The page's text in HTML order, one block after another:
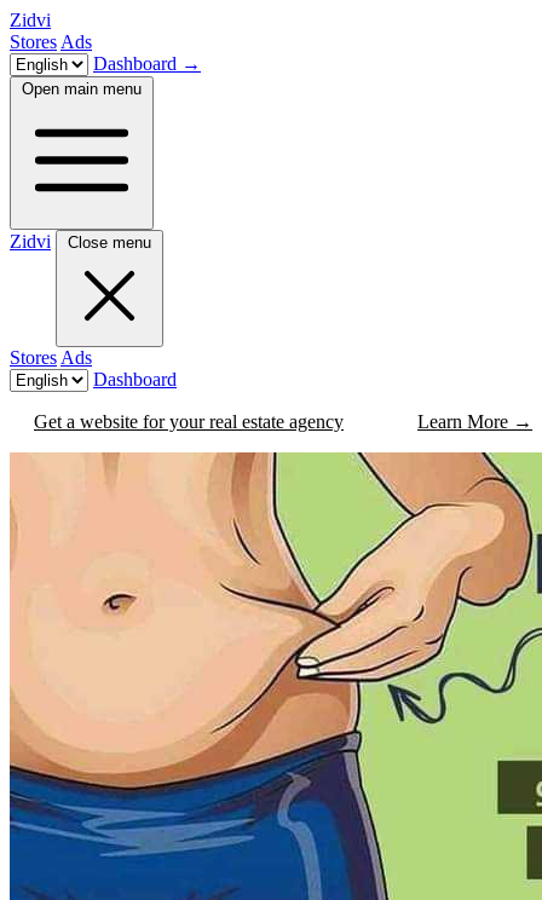
Zidvi
Stores Ads
Dashboard →
Open main menu
Zidvi Close menu
Stores Ads
Dashboard
Get a website for your real estate agency Learn More →